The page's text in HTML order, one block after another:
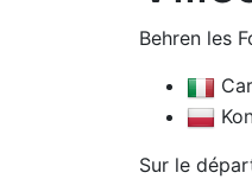
Behren les
Sur le